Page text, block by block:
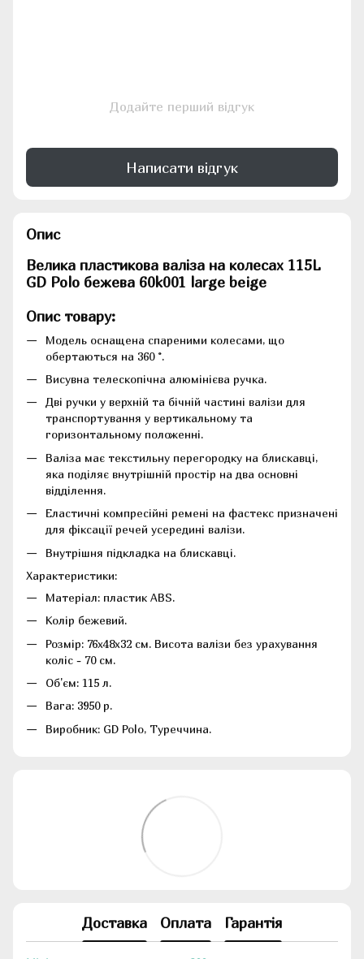
Додайте перший відгук
Написати відгук
Опис
Велика пластикова валіза на колесах 115L
GD Polo бежева 60k001 large beige
Опис товару:
Модель оснащена спареними колесами, що
обертаються на 360 °.
Висувна телескопічна алюмінієва ручка.
Дві ручки у верхній та бічній частині валізи для
транспортування у вертикальному та
горизонтальному положенні.
Валіза має текстильну перегородку на блискавці,
яка поділяє внутрішній простір на два основні
відділення.
Еластичні компресійні ремені на фастекс призначені
для фіксації речей усередині валізи.
Внутрішня підкладка на блискавці.
Характеристики:
Матеріал: пластик ABS.
Колір бежевий.
Розмір: 76х48х32 см. Висота валізи без урахування
коліс - 70 см.
Об'єм: 115 л.
Вага: 3950 р.
Виробник: GD Polo, Туреччина.
Доставка Оплата Гарантія